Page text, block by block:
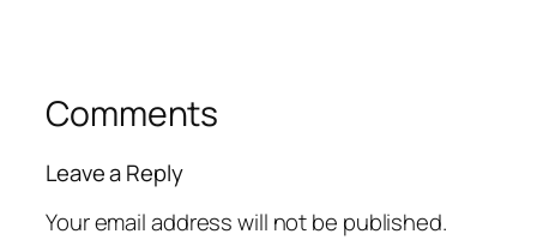
Comments
Leave a Reply
Your email address will not be published.